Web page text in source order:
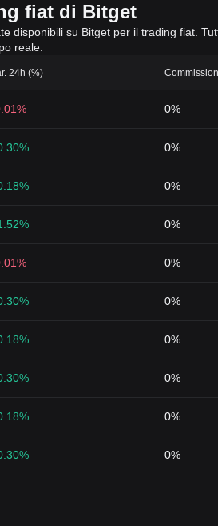
fiat di Bitget
disponibili su Bitget per il trading fiat.
reale.
24h (%)
0%
0%
0%
0%
0%
0%
0%
0%
0%
0%